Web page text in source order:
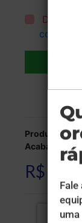
Declaro
condições
Produção:
R$